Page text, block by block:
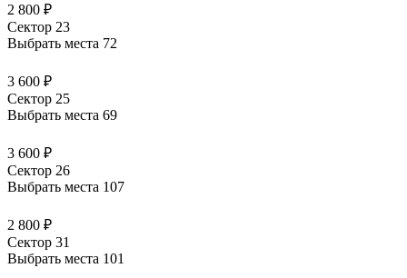
2 800 ₽
Сектор 23
Выбрать места 72
3 600 ₽
Сектор 25
Выбрать места 69
3 600 ₽
Сектор 26
Выбрать места 107
2 800 ₽
Сектор 31
Выбрать места 101